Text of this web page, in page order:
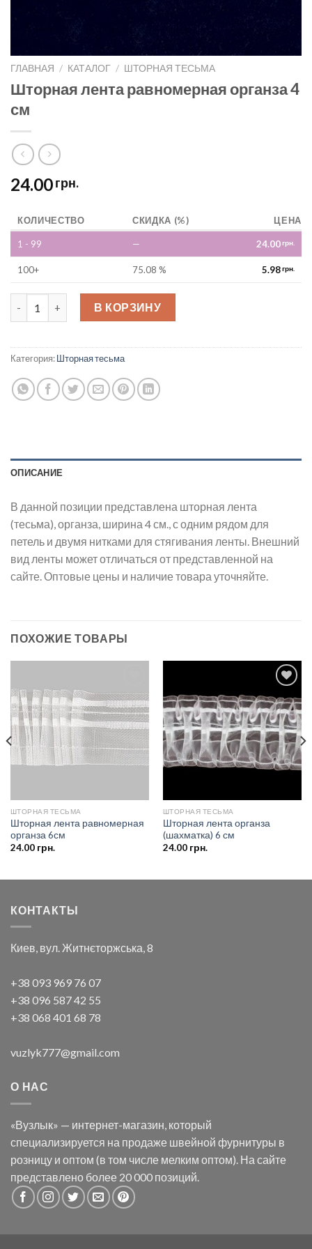
ГЛАВНАЯ / КАТАЛОГ / ШТОРНАЯ ТЕСЬМА
Шторная лента равномерная органза 4
см
24.00грн.
КОЛИЧЕСТВО СКИДКА (%) ЦЕНА
1 - 99 — 24.00грн.
100+ 75.08 % 5.98грн.
Шторная лента равномерная органза 4 см quantity
В КОРЗИНУ
Категория:Шторная тесьма
ОПИСАНИЕ
В данной позиции представлена шторная лента
(тесьма), органза, ширина 4 см., с одним рядом для
петель и двумя нитками для стягивания ленты. Внешний
вид ленты может отличаться от представленной на
сайте. Оптовые цены и наличие товара уточняйте.
ПОХОЖИЕ ТОВАРЫ
Добавить
в список
желаний
ШТОРНАЯ ТЕСЬМА
Шторная лента равномерная
органза 6см
24.00грн.
Добавить
в список
желаний
ШТОРНАЯ ТЕСЬМА
Шторная лента органза
(шахматка) 6 см
24.00грн.
КОНТАКТЫ
Киев, вул. Житнєторжська, 8
+38 093 969 76 07
+38 096 587 42 55
+38 068 401 68 78
vuzlyk777@gmail.com
О НАС
«Вузлык» — интернет-магазин, который
специализируется на продаже швейной фурнитуры в
розницу и оптом (в том числе мелким оптом). На сайте
представлено более 20 000 позиций.